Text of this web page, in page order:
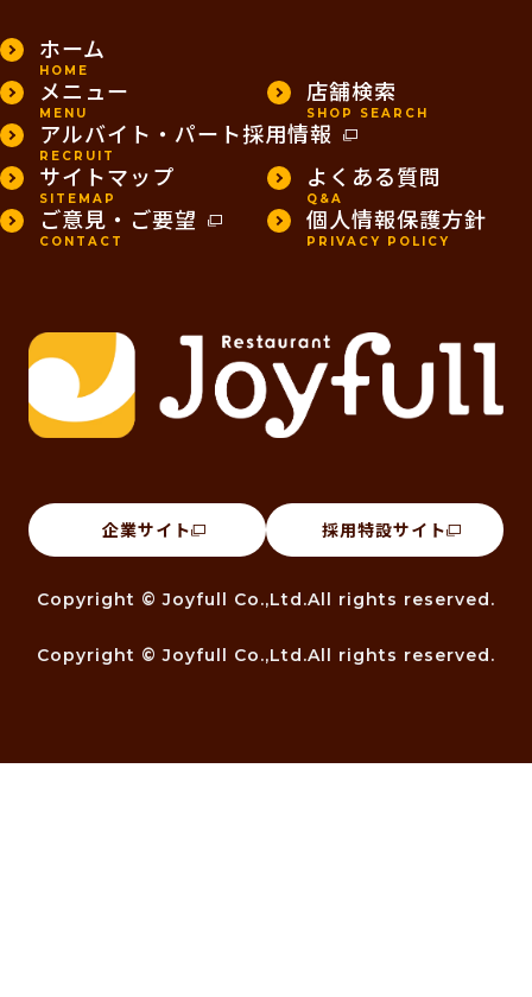
ホーム
HOME
メニュー
MENU
店舗検索
SHOP SEARCH
アルバイト・パート採用情報
RECRUIT
サイトマップ
SITEMAP
よくある質問
Q&A
ご意見・ご要望
CONTACT
個人情報保護方針
PRIVACY POLICY
企業サイト 採用特設サイト
Copyright © Joyfull Co.,Ltd.All rights reserved.
Copyright © Joyfull Co.,Ltd.All rights reserved.